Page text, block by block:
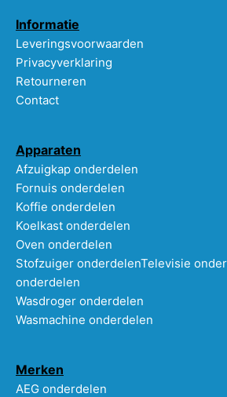
Informatie
Leveringsvoorwaarden
Privacyverklaring
Retourneren
Contact
Apparaten
Afzuigkap onderdelen
Fornuis onderdelen
Koffie onderdelen
Koelkast onderdelen
Oven onderdelen
Stofzuiger onderdelenTelevisie
onderdelen
Wasdroger onderdelen
Wasmachine onderdelen
Merken
AEG onderdelen